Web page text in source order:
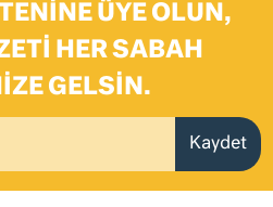
ÜYE OLUN,
HER SABAH
GELSIN.
Kaydet